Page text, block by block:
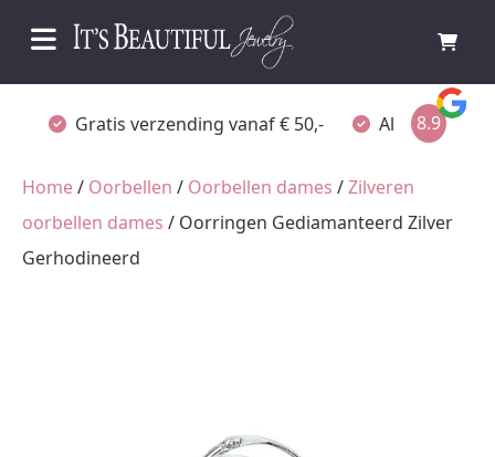
vanaf € 50,- Altijd verpakt als cadeau8.9
Home/ Oorbellen / Oorbellen dames /Zilveren
oorbellen dames / Oorringen Gediamanteerd Zilver
Gerhodineerd